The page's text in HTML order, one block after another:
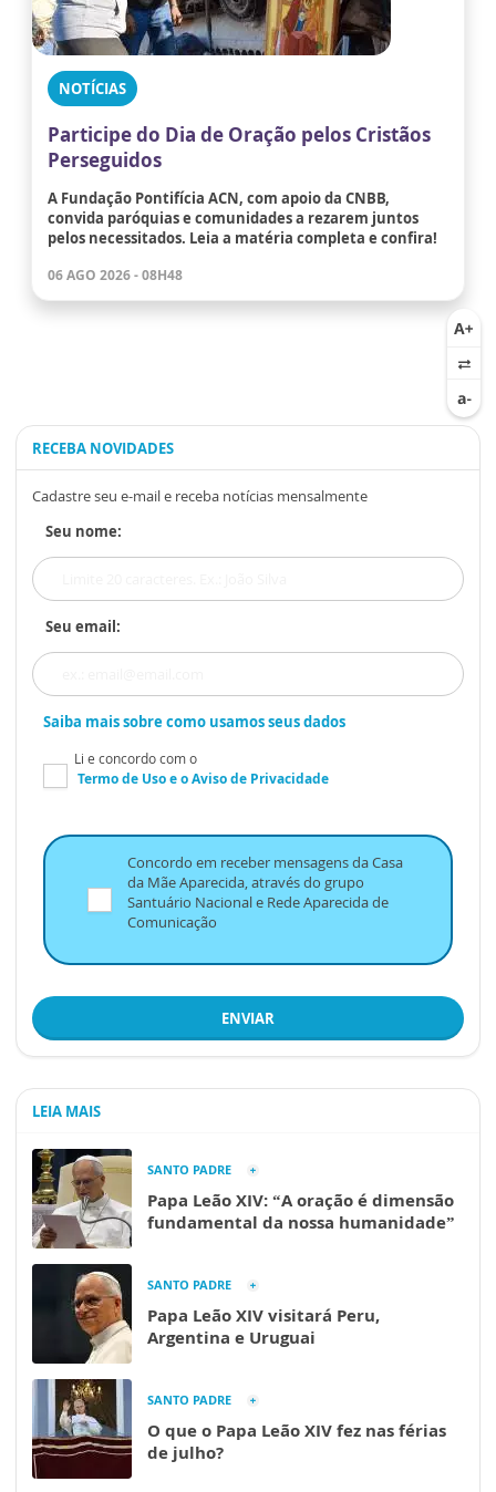
NOTÍCIAS
Participe do Dia de Oração pelos Cristãos
Perseguidos
A Fundação Pontifícia ACN, com apoio da CNBB,
convida paróquias e comunidades a rezarem juntos
pelos necessitados. Leia a matéria completa e confira!
06 AGO 2026 - 08H48
RECEBA NOVIDADES
Cadastre seu e-mail e receba notícias mensalmente
Seu nome:
Seu email:
Saiba mais sobre como usamos seus dados
Li e concordo com o
Termo de Usoe oAviso de Privacidade
Concordo em receber mensagens da Casa
da Mãe Aparecida, através do grupo
Santuário Nacional e Rede Aparecida de
Comunicação
ENVIAR
LEIA MAIS
SANTO PADRE
Papa Leão XIV: “A oração é dimensão
fundamental da nossa humanidade”
SANTO PADRE
Papa Leão XIV visitará Peru,
Argentina e Uruguai
SANTO PADRE
O que o Papa Leão XIV fez nas férias
de julho?